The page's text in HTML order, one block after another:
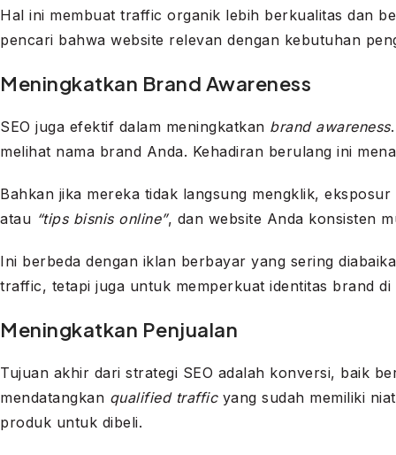
Hal ini membuat traffic organik lebih berkualitas dan
pencari bahwa website relevan dengan kebutuhan
Meningkatkan Brand Awareness
SEO juga efektif dalam meningkatkan brand awareness
melihat nama brand Anda. Kehadiran berulang ini
Bahkan jika mereka tidak langsung mengklik,
atau “tips bisnis online”, dan website Anda konsisten
Ini berbeda dengan iklan berbayar yang sering
traffic, tetapi juga untuk memperkuat identitas brand di
Meningkatkan Penjualan
Tujuan akhir dari strategi SEO adalah konversi, baik
mendatangkan qualified trafficyang sudah memiliki
produk untuk dibeli.